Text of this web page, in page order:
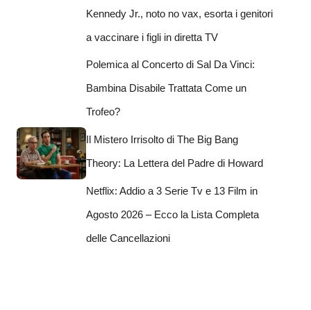
Kennedy Jr., noto no vax, esorta i genitori
a vaccinare i figli in diretta TV
Polemica al Concerto di Sal Da Vinci:
Bambina Disabile Trattata Come un
Trofeo?
Il Mistero Irrisolto di The Big Bang
Theory: La Lettera del Padre di Howard
Netflix: Addio a 3 Serie Tv e 13 Film in
Agosto 2026 – Ecco la Lista Completa
delle Cancellazioni